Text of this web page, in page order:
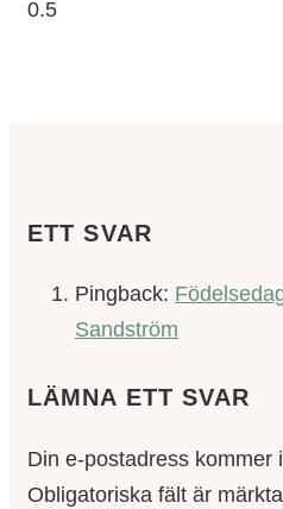
ETT SVAR
Pingback:
Sandström
LÄMNA ETT SVAR
Din e-postadress kommer
Obligatoriska fält är märkta